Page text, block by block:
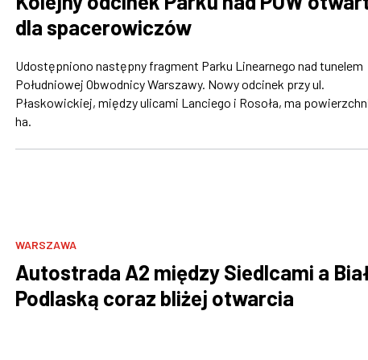
dla spacerowiczów
Udostępniono następny fragment Parku Linearnego nad tunelem
Południowej Obwodnicy Warszawy. Nowy odcinek przy ul.
Płaskowickiej, między ulicami Lanciego i Rosoła, ma
ha.
WARSZAWA
Autostrada A2 między Siedlcami a
Podlaską coraz bliżej otwarcia